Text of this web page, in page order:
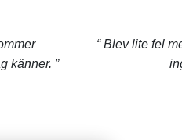
känner.
Blev lite fel